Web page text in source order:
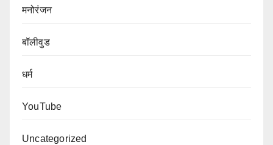
मनोरंजन
बॉलीवुड
धर्म
YouTube
Uncategorized